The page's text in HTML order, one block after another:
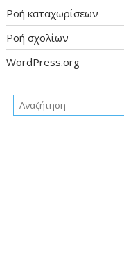
Ροή καταχωρίσεων
Ροή σχολίων
WordPress.org